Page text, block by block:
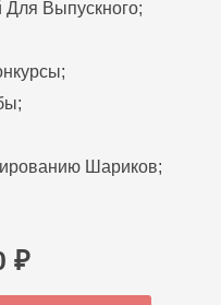
Для Выпускного;
Шариков;
₽